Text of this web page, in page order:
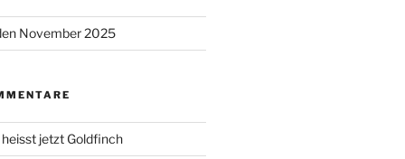
November 2025
heisst jetzt Goldfinch